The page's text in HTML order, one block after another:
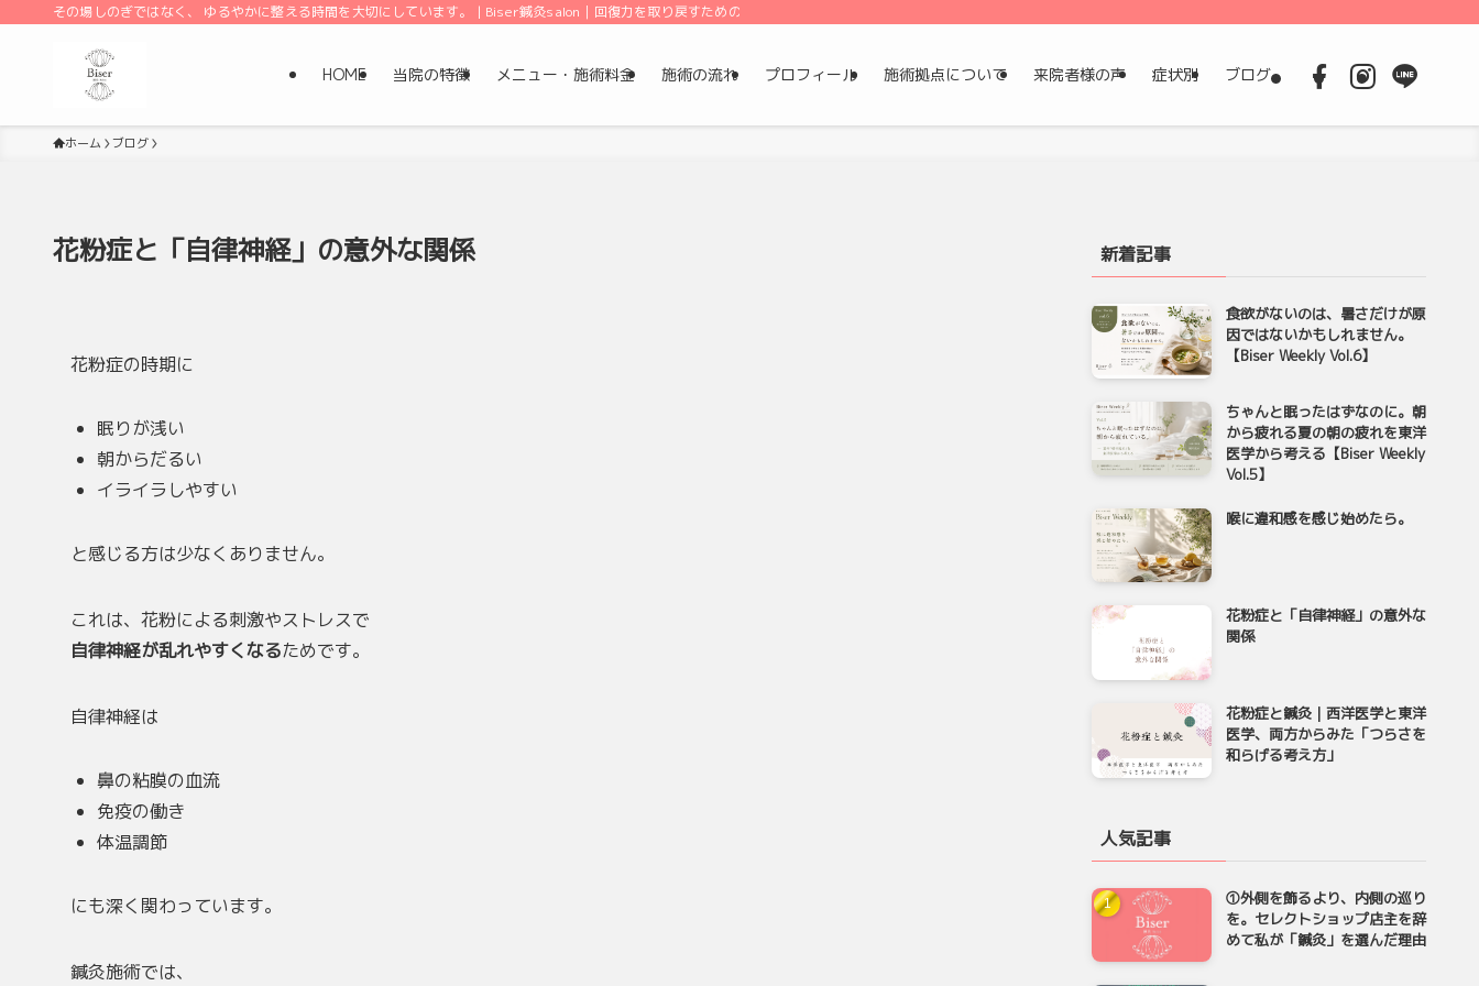
その場しのぎではなく、 ゆるやかに整える時間を大切にしています。 | Biser鍼灸salon｜回復力を取り戻すための、静かな鍼灸
HOME 当院の特徴 メニュー・施術料金 施術の流れ プロフィール 施術拠点について 来院者様の声 症状別 ブログ
ホーム ブログ
花粉症と「自律神経」の意外な関係
花粉症の時期に
眠りが浅い
朝からだるい
イライラしやすい
と感じる方は少なくありません。
これは、花粉による刺激やストレスで
自律神経が乱れやすくなるためです。
自律神経は
鼻の粘膜の血流
免疫の働き
体温調節
にも深く関わっています。
鍼灸施術では、
新着記事
食欲がないのは、暑さだけが原
因ではないかもしれません。
【Biser Weekly Vol.6】
ちゃんと眠ったはずなのに。朝
から疲れる夏の朝の疲れを東洋
医学から考える【Biser Weekly
Vol.5】
喉に違和感を感じ始めたら。
花粉症と「自律神経」の意外な
関係
花粉症と鍼灸｜西洋医学と東洋
医学、両方からみた「つらさを
和らげる考え方」
人気記事
①外側を飾るより、内側の巡り
を。セレクトショップ店主を辞
めて私が「鍼灸」を選んだ理由